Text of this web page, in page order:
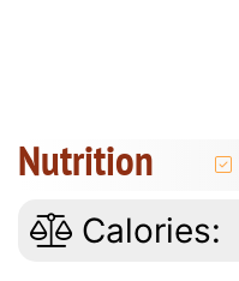
Nutrition
Calories: